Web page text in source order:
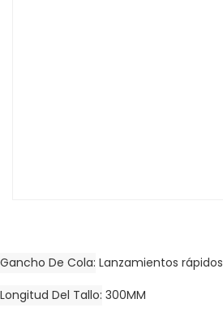
Gancho De Cola Lanzamientos rápidos
Longitud Del Tallo 300MM